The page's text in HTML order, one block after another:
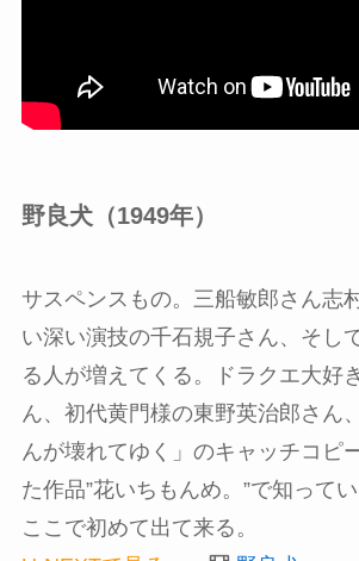
野良犬（1949年）
サスペンスもの。三船敏郎さん志
い深い演技の千石規子さん、そし
る人が増えてくる。ドラクエ大好
ん、初代黄門様の東野英治郎さん
んが壊れてゆく」のキャッチコピ
た作品”花いちもんめ。”で知って
ここで初めて出て来る。